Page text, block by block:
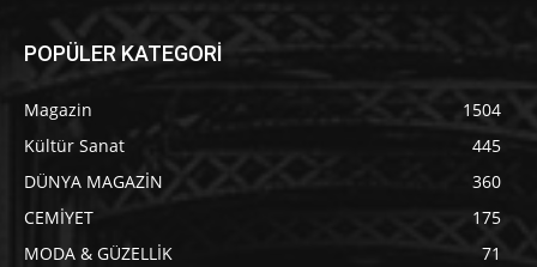
POPÜLER KATEGORİ
Magazin
1504
Kültür Sanat
445
DÜNYA MAGAZİN
360
CEMİYET
175
MODA & GÜZELLİK
71